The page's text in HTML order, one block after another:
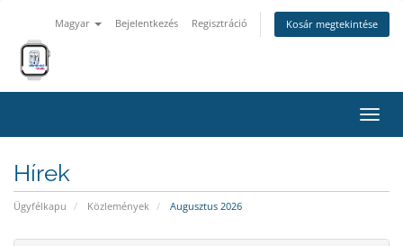
Magyar Bejelentkezés Regisztráció Kosár megtekintése
a
Hírek
Ügyfélkapu Közlemények Augusztus 2026